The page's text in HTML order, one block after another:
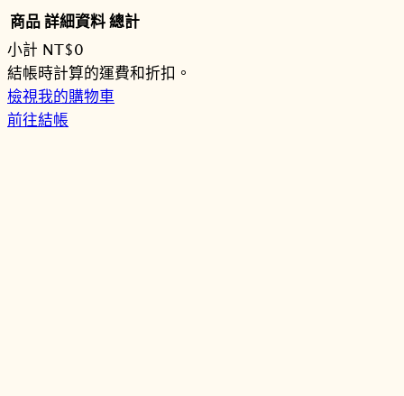
購
物
商品詳細資料總計
小計 NT$0
結帳時計算的運費和折扣。
檢視我的購物車
前往結帳